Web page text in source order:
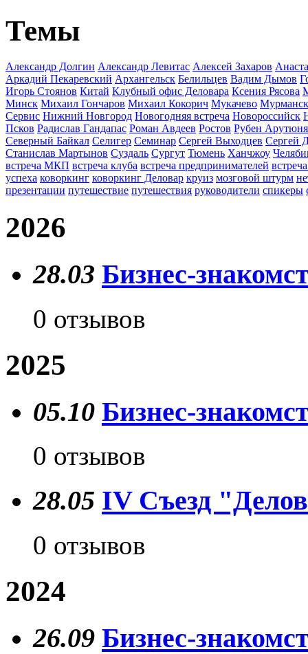
Темы
Александр Долгин Александр Левитас Алексей Захаров
Аркадий Пекаревский Архангельск Белильцев Вадим Дымов
Игорь Стоянов Китай Клубный офис Деловара Ксения Рясова
Минск Михаил Гончаров Михаил Кокорич Мукачево Мурманск
Сервис Нижний Новгород Новогодняя встреча Новороссийск
Псков Радислав Гандапас Роман Авдеев Ростов Рубен
Северный Байкал Селигер Семинар Сергей Выходцев Сергей
Станислав Мартынов Суздаль Сургут Тюмень Ханчжоу
встреча МКП встреча клуба встреча предпринимателей
успеха коворкинг коворкинг Деловар круиз мозговой штурм
презентации путешествие путешествия руководители спикеры
2026
28.03 Бизнес-
0 отзывов
2025
05.10 Бизнес-
0 отзывов
28.05 IV Съезд
0 отзывов
2024
26.09 Бизнес-